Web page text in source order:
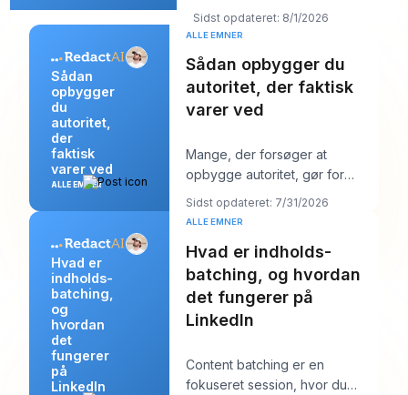
kundemøde om ti minutter og et
opslag, der burde
Sidst opdateret: 8/1/2026
Sådan
opbygger
du
autoritet,
der
faktisk
varer ved
ALLE EMNER
ALLE EMNER
Sådan opbygger du
autoritet, der faktisk
varer ved
Mange, der forsøger at
opbygge autoritet, gør for
meget af det forkerte. De
poster mere, jagter stør
Sidst opdateret: 7/31/2026
Hvad er
indholds-
batching,
og
hvordan
det
fungerer
på
LinkedIn
ALLE EMNER
Hvad er indholds-
batching, og hvordan
det fungerer på
LinkedIn
Content batching er en
fokuseret session, hvor du